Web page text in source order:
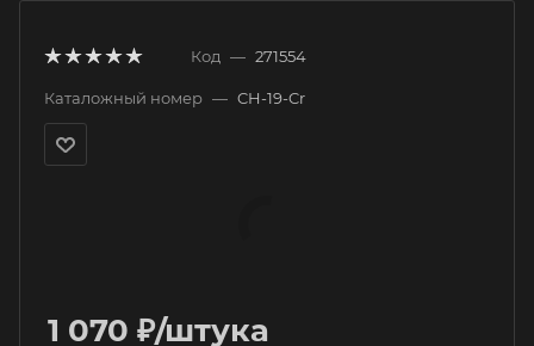
Код — 271554
Каталожный номер — CH-19-Cr
1 070 ₽/штука